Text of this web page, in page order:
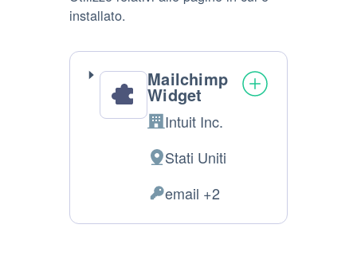
installato.
Mailchimp
Widget
Azienda:
Intuit Inc.
Luogo
del
Stati Uniti
Dati
Personali
email +2